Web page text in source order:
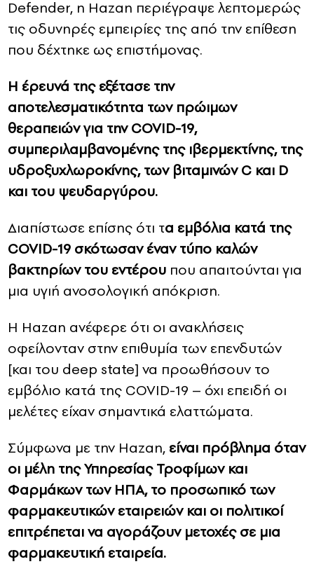
Defender, η Hazan περιέγραψε λεπτομερώς
τις οδυνηρές εμπειρίες της από την επίθεση
που δέχτηκε ως επιστήμονας.
Η έρευνά της εξέτασε την
αποτελεσματικότητα των πρώιμων
θεραπειών για την COVID-19,
συμπεριλαμβανομένης της ιβερμεκτίνης, της
υδροξυχλωροκίνης, των βιταμινών C και D
και του ψευδαργύρου.
Διαπίστωσε επίσης ότι τα εμβόλια κατά της
COVID-19 σκότωσαν έναν τύπο καλών
βακτηρίων του εντέρου που απαιτούνται για
μια υγιή ανοσολογική απόκριση.
Η Hazan ανέφερε ότι οι ανακλήσεις
οφείλονταν στην επιθυμία των επενδυτών
[και του deep state] να προωθήσουν το
εμβόλιο κατά της COVID-19 – όχι επειδή οι
μελέτες είχαν σημαντικά ελαττώματα.
Σύμφωνα με την Hazan, είναι πρόβλημα όταν
οι μέλη της Υπηρεσίας Τροφίμων και
Φαρμάκων των ΗΠΑ, το προσωπικό των
φαρμακευτικών εταιρειών και οι πολιτικοί
επιτρέπεται να αγοράζουν μετοχές σε μια
φαρμακευτική εταιρεία.